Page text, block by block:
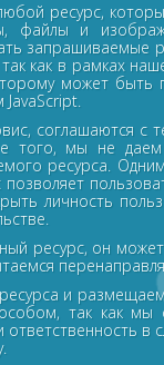
ресурс,
файлы и
как в рамках
может
соглашаются
того, мы не
ресурса.
личность
ресурс, он
и
так как мы